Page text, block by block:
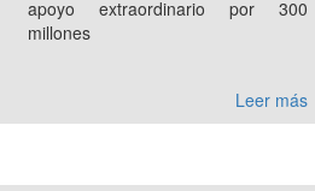
apoyo extraordinario por 300
millones
Leer más